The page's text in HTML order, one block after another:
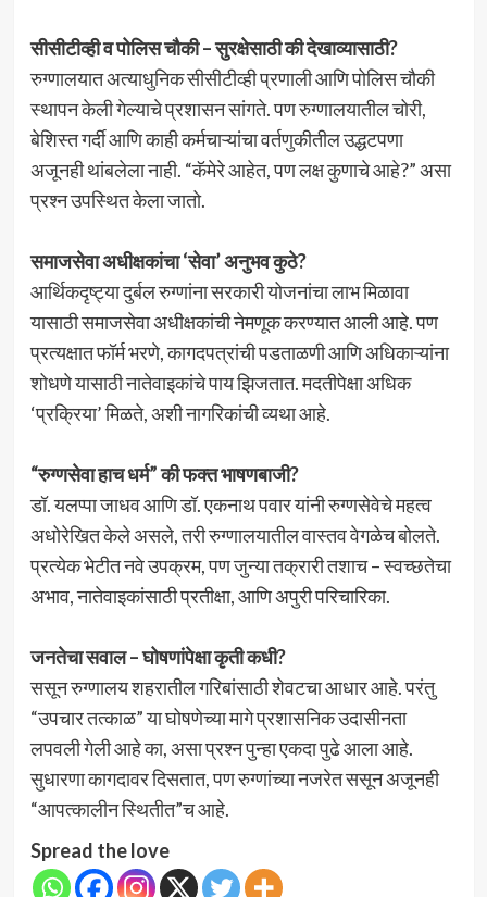
सीसीटीव्ही व पोलिस चौकी – सुरक्षेसाठी की देखाव्यासाठी?
रुग्णालयात अत्याधुनिक सीसीटीव्ही प्रणाली आणि पोलिस चौकी
स्थापन केली गेल्याचे प्रशासन सांगते. पण रुग्णालयातील चोरी,
बेशिस्त गर्दी आणि काही कर्मचाऱ्यांचा वर्तणुकीतील उद्धटपणा
अजूनही थांबलेला नाही. “कॅमेरे आहेत, पण लक्ष कुणाचे आहे?” असा
प्रश्न उपस्थित केला जातो.
समाजसेवा अधीक्षकांचा ‘सेवा’ अनुभव कुठे?
आर्थिकदृष्ट्या दुर्बल रुग्णांना सरकारी योजनांचा लाभ मिळावा
यासाठी समाजसेवा अधीक्षकांची नेमणूक करण्यात आली आहे. पण
प्रत्यक्षात फॉर्म भरणे, कागदपत्रांची पडताळणी आणि अधिकाऱ्यांना
शोधणे यासाठी नातेवाइकांचे पाय झिजतात. मदतीपेक्षा अधिक
‘प्रक्रिया’ मिळते, अशी नागरिकांची व्यथा आहे.
“रुग्णसेवा हाच धर्म” की फक्त भाषणबाजी?
डॉ. यलप्पा जाधव आणि डॉ. एकनाथ पवार यांनी रुग्णसेवेचे महत्व
अधोरेखित केले असले, तरी रुग्णालयातील वास्तव वेगळेच बोलते.
प्रत्येक भेटीत नवे उपक्रम, पण जुन्या तक्रारी तशाच – स्वच्छतेचा
अभाव, नातेवाइकांसाठी प्रतीक्षा, आणि अपुरी परिचारिका.
जनतेचा सवाल – घोषणांपेक्षा कृती कधी?
ससून रुग्णालय शहरातील गरिबांसाठी शेवटचा आधार आहे. परंतु
“उपचार तत्काळ” या घोषणेच्या मागे प्रशासनिक उदासीनता
लपवली गेली आहे का, असा प्रश्न पुन्हा एकदा पुढे आला आहे.
सुधारणा कागदावर दिसतात, पण रुग्णांच्या नजरेत ससून अजूनही
“आपत्कालीन स्थितीत”च आहे.
Spread the love